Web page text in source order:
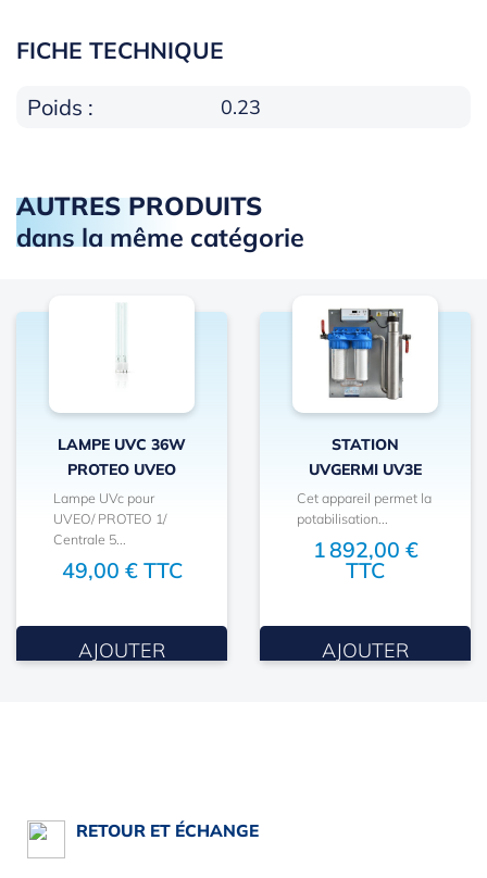
FICHE TECHNIQUE
Poids : 0.23
AUTRES PRODUITS
dans la même catégorie
LAMPE UVC 36W
PROTEO UVEO
Lampe UVc pour
UVEO/ PROTEO 1/
Centrale 5...
49,00 € TTC
AJOUTER
STATION
UVGERMI UV3E
Cet appareil permet la
potabilisation...
1 892,00 €
TTC
AJOUTER
RETOUR ET ÉCHANGE